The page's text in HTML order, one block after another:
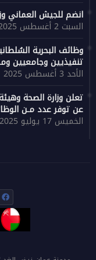
انضم للجيش العماني
السبت 2 أغسطس 2025
تنفيذيين وجامعيين
الأحد 3 أغسطس 2025
تعلن وزارة الصحة
عن توفر عدد مـن
الخميس 17 يوليو 2025